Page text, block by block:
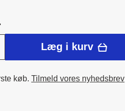
Læg i kurv
køb. Tilmeld vores nyhedsbrev